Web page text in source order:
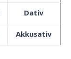
Dativ
Akkusativ